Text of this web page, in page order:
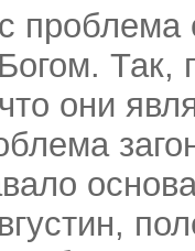
они